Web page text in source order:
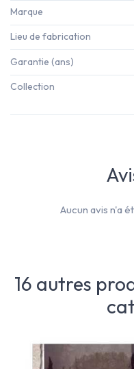
Marque
Lieu de fabrication
Garantie (ans)
Collection
Aucun avis n'a
16 autres